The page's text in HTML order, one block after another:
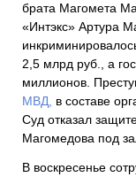
брата Магомета
«Интэкс» Артура
2,5 млрд руб., а
миллионов.
МВД,
в составе
Суд отказал
Магомедова под
В воскресенье